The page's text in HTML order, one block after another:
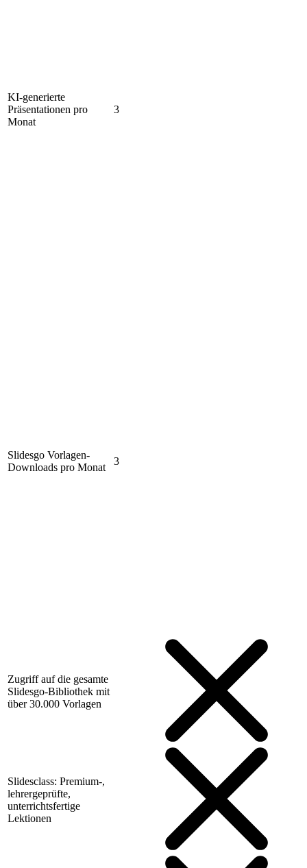
KI-generierte
Präsentationen pro
Monat
3
Slidesgo Vorlagen-
Downloads pro Monat
3
Zugriff auf die gesamte
Slidesgo-Bibliothek mit
über 30.000 Vorlagen
Slidesclass: Premium-,
lehrergeprüfte,
unterrichtsfertige
Lektionen